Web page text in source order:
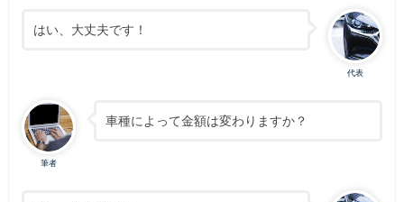
代表
はい、大丈夫です！
筆者
車種によって金額は変わりますか？